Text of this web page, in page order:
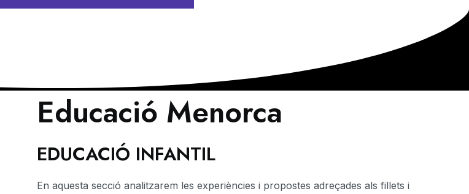
Educació Menorca
EDUCACIÓ INFANTIL
En aquesta secció analitzarem les experiències i propostes adreçades als fillets i